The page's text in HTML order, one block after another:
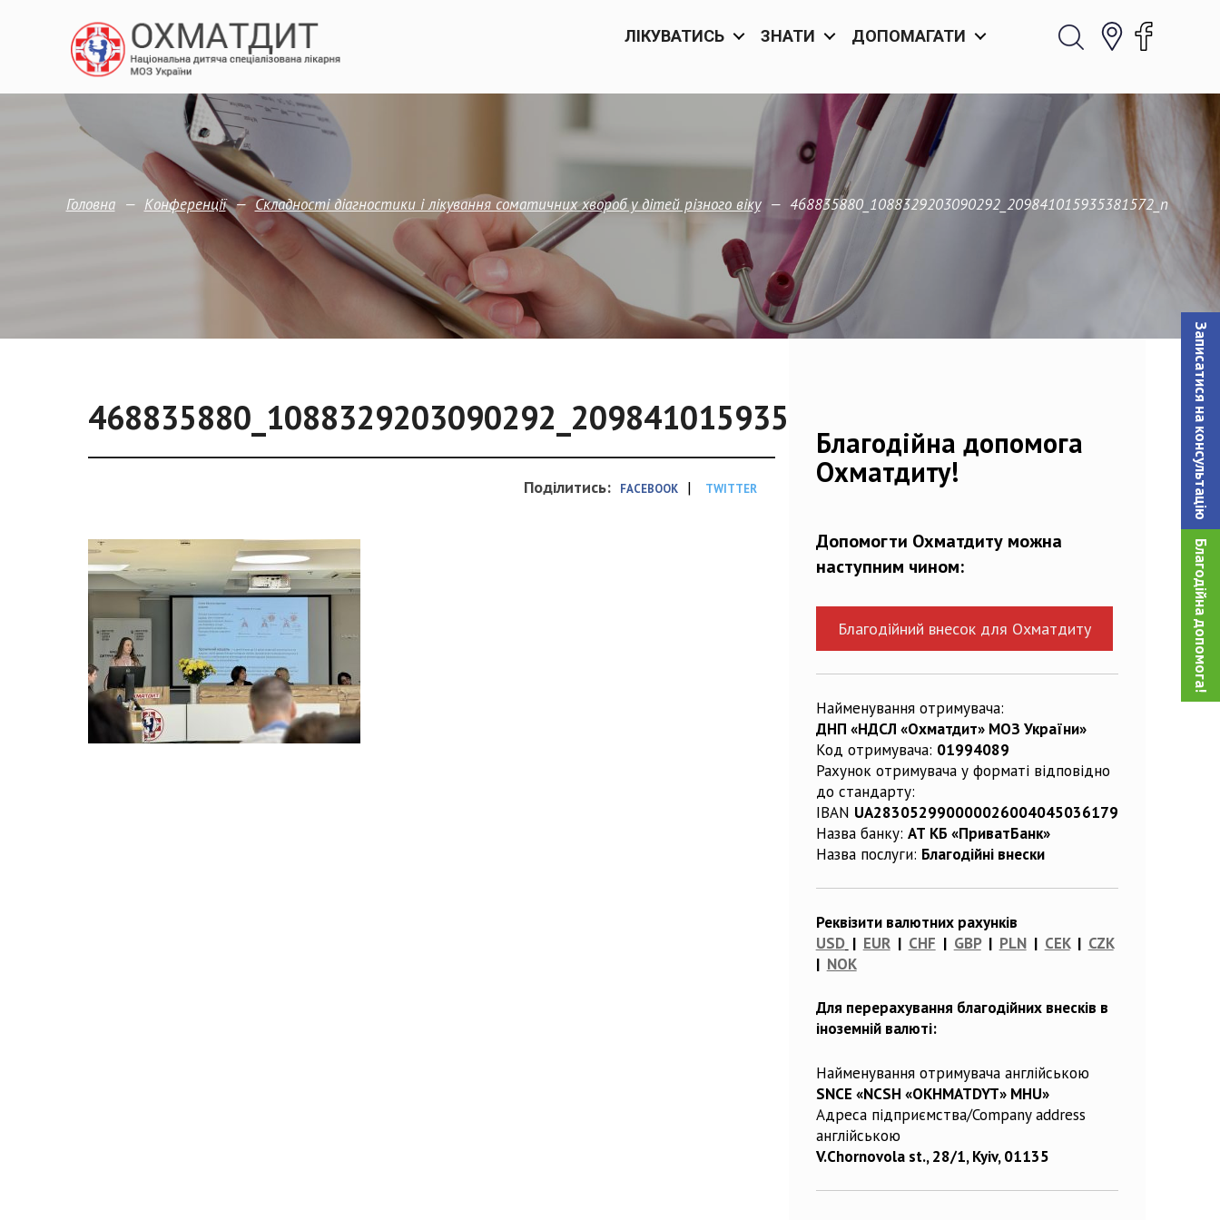
Записатися на консультацiю
Благодійна допомога!
ЛІКУВАТИСЬ ЗНАТИ ДОПОМАГАТИ
Головна — Конференції — Складності діагностики і лікування соматичних хвороб у дітей різного віку — 468835880_1088329203090292_209841015935381572_n
468835880_1088329203090292_209841015935381572_n
Поділитись: FACEBOOK | TWITTER
Благодійна допомога
Охматдиту!
Допомогти Охматдиту можна
наступним чином:
Благодійний внесок для Охматдиту
Найменування отримувача:
ДНП «НДСЛ «Охматдит» МОЗ України»
Код отримувача: 01994089
Рахунок отримувача у форматі відповідно
до стандарту:
IBAN UA283052990000026004045036179
Назва банку: АТ КБ «ПриватБанк»
Назва послуги: Благодійні внески
Реквізити валютних рахунків
USD | EUR| CHF | GBP| PLN| CEK| CZK
| NOK
Для перерахування благодійних внесків в
іноземній валюті:
Найменування отримувача англійською
SNCE «NCSH «OKHMATDYT» MHU»
Адреса підприємства/Company address
англійською
V.Chornovola st., 28/1, Kyiv, 01135